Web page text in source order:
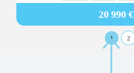
20 990 €
1 2